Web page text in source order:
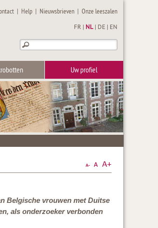
| Help | Nieuwsbrieven |Onze leeszalen
FR NL DE EN
Uw profiel
Belgische vrouwen met Duitse
als onderzoeker verbonden